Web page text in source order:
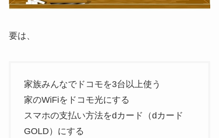
要は、
家族みんなでドコモを3台以上使う
家のWiFiをドコモ光にする
スマホの支払い方法をdカード（dカード
GOLD）にする